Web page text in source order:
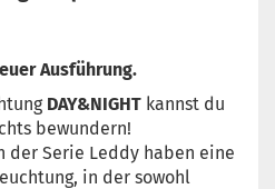
Ausführung.
DAY&NIGHT kannst du
bewundern!
der Serie Leddy haben eine
in der sowohl